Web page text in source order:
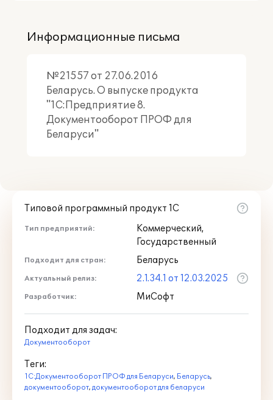
Информационные письма
№21557 от 27.06.2016
Беларусь. О выпуске продукта
"1С:Предприятие 8.
Документооборот ПРОФ для
Беларуси"
Типовой программный продукт 1С
Тип предприятий:
Коммерческий,
Государственный
Подходит для стран: Беларусь
Актуальный релиз: 2.1.34.1 от 12.03.2025
Разработчик: МиСофт
Подходит для задач:
Документооборот
Теги:
1С:Документооборот ПРОФ для Беларуси, Беларусь,
документооборот, документооборот для беларуси